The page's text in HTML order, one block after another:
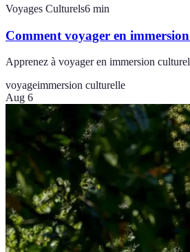
Voyages Culturels6 min
Comment voyager en
Apprenez à voyager en immersion
voyageimmersion culturelle
Aug 6